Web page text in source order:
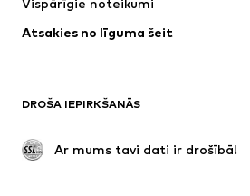
Apakšveļa
Mēteļi
Svinības
Ekskluzīvi
Vispārīgie noteikumi
Atsakies no līguma šeit
DROŠA IEPIRKŠANĀS
Ar mums tavi dati ir drošībā!